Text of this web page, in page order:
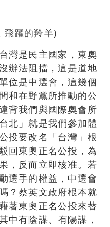
飛躍的羚羊)
灣是民主國家，東奧
辦法阻擋，這是道地
位是中選會，這幾個
和在野黨所推動的公
背我們與國際奧會所
北」就是我們參加體
投要改名「台灣」根
回東奧正名公投，為
，反而立即核准。若
選手的權益，中選會
？蔡英文政府根本就
著東奧正名公投來替
中有陰謀、 有陽謀 ，